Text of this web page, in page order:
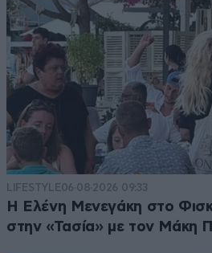
LIFESTYLE06·08·2026 09:33
Η Ελένη Μενεγάκη στο
στην «Τασία» με τον Μάκη